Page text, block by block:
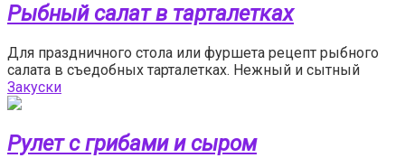
Рыбный салат в тарталетках
Для праздничного стола или фуршета рецепт рыбного
салата в съедобных тарталетках. Нежный и сытный
Закуски
Рулет с грибами и сыром